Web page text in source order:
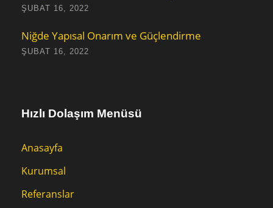
ŞUBAT 16, 2022
Niğde Yapısal Onarım ve Güçlendirme
ŞUBAT 16, 2022
Hızlı Dolaşım Menüsü
Anasayfa
Kurumsal
Referanslar